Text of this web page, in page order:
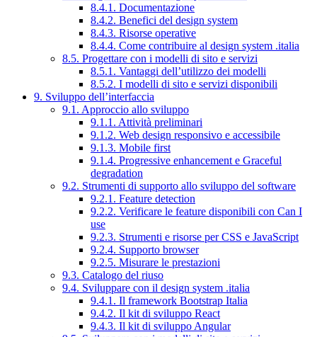
8.4.1. Documentazione
8.4.2. Benefici del design system
8.4.3. Risorse operative
8.4.4. Come contribuire al design system .italia
8.5. Progettare con i modelli di sito e servizi
8.5.1. Vantaggi dell’utilizzo dei modelli
8.5.2. I modelli di sito e servizi disponibili
9. Sviluppo dell’interfaccia
9.1. Approccio allo sviluppo
9.1.1. Attività preliminari
9.1.2. Web design responsivo e accessibile
9.1.3. Mobile first
9.1.4. Progressive enhancement e Graceful
degradation
9.2. Strumenti di supporto allo sviluppo del software
9.2.1. Feature detection
9.2.2. Verificare le feature disponibili con Can I
use
9.2.3. Strumenti e risorse per CSS e JavaScript
9.2.4. Supporto browser
9.2.5. Misurare le prestazioni
9.3. Catalogo del riuso
9.4. Sviluppare con il design system .italia
9.4.1. Il framework Bootstrap Italia
9.4.2. Il kit di sviluppo React
9.4.3. Il kit di sviluppo Angular